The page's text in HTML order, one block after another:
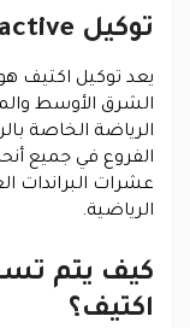
توكيل active
يعد توكيل اكتيف
الشرق الأوسط
الرياضة الخاصة
الفروع في جميع
عشرات البراندات
الرياضية.
كيف يتم
اكتيف؟